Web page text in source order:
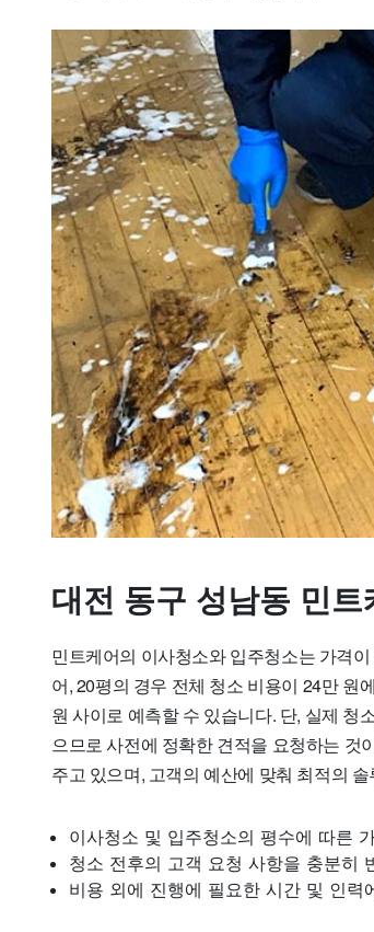
대전 동구 성남동 민
민트케어의 이사청소와 입주청소는 가격
어, 20평의 경우 전체 청소 비용이 24만 원
원 사이로 예측할 수 있습니다. 단, 실제 청
으므로 사전에 정확한 견적을 요청하는 것
주고 있으며, 고객의 예산에 맞춰 최적의
이사청소 및 입주청소의 평수에 따른
청소 전후의 고객 요청 사항을 충분히
비용 외에 진행에 필요한 시간 및 인력